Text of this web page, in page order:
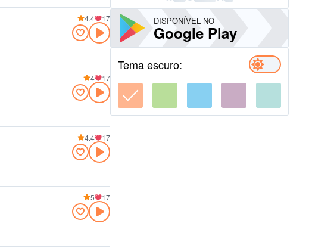
4.4 17
4 17
4.4 17
5 17
DISPONÍVEL NO
Google Play
Tema escuro: